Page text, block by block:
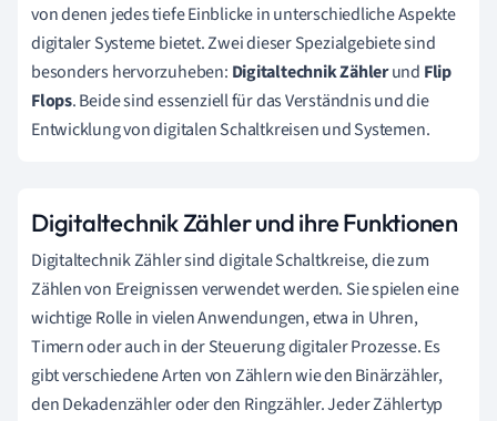
von denen jedes tiefe Einblicke in unterschiedliche Aspekte
digitaler Systeme bietet. Zwei dieser Spezialgebiete sind
besonders hervorzuheben: Digitaltechnik Zählerund Flip
Flops. Beide sind essenziell für das Verständnis und die
Entwicklung von digitalen Schaltkreisen und Systemen.
Digitaltechnik Zähler und ihre Funktionen
Digitaltechnik Zähler sind digitale Schaltkreise, die zum
Zählen von Ereignissen verwendet werden. Sie spielen eine
wichtige Rolle in vielen Anwendungen, etwa in Uhren,
Timern oder auch in der Steuerung digitaler Prozesse. Es
gibt verschiedene Arten von Zählern wie den Binärzähler,
den Dekadenzähler oder den Ringzähler. Jeder Zählertyp